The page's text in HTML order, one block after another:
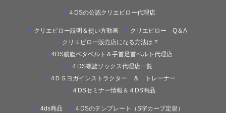
４DSの公認クリエピロー代理店
クリエピロー説明＆使い方動画
クリエピロー Q＆A
クリエピロー販売店になる方法は？
4DS腸腹ペタベルト＆手首足首ベルト代理店
４DS螺旋ソックス代理店一覧
4ＤＳヨガインストラクター ＆ トレーナー
４DSセミナー情報＆４DS商品
4ds商品
４DSのテンプレート（S字カーブ定規）